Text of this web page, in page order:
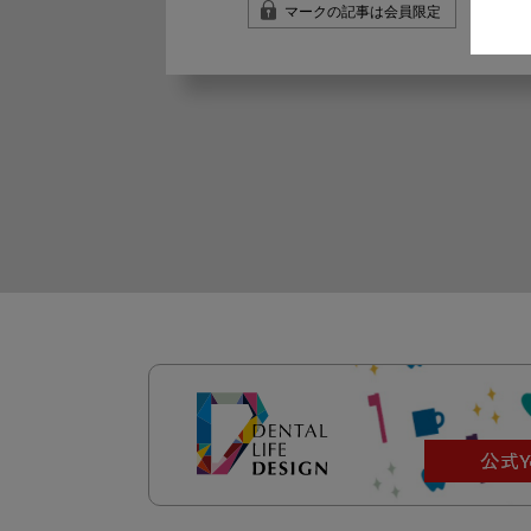
マークの記事は会員限定